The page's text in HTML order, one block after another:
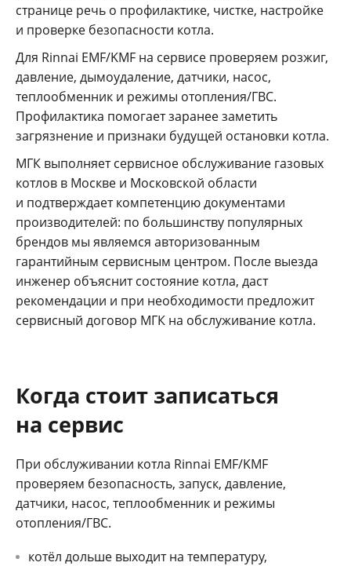
странице речь о профилактике, чистке, настройке
и проверке безопасности котла.
Для Rinnai EMF/KMF на сервисе проверяем розжиг,
давление, дымоудаление, датчики, насос,
теплообменник и режимы отопления/ГВС.
Профилактика помогает заранее заметить
загрязнение и признаки будущей остановки котла.
МГК выполняет сервисное обслуживание газовых
котлов в Москве и Московской области
и подтверждает компетенцию документами
производителей: по большинству популярных
брендов мы являемся авторизованным
гарантийным сервисным центром. После выезда
инженер объяснит состояние котла, даст
рекомендации и при необходимости предложит
сервисный договор МГК на обслуживание котла.
Когда стоит записаться
на сервис
При обслуживании котла Rinnai EMF/KMF
проверяем безопасность, запуск, давление,
датчики, насос, теплообменник и режимы
отопления/ГВС.
котёл дольше выходит на температуру,